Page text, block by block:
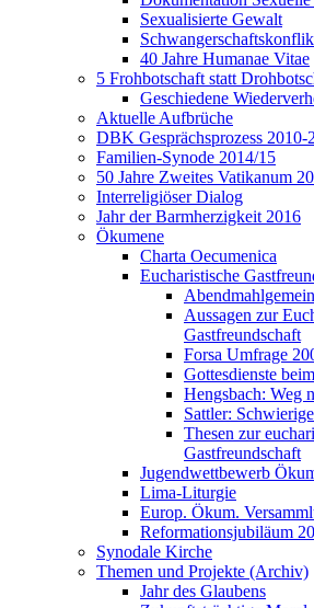
Sexualisierte Gewalt
40 Jahre Humanae Vitae
5 Frohbotschaft statt
Geschiedene
Aktuelle Aufbrüche
DBK Gesprächsprozess 2010-
Familien-Synode 2014/15
50 Jahre Zweites Vatikanum
Interreligiöser Dialog
Jahr der Barmherzigkeit 2016
Ökumene
Charta Oecumenica
Eucharistische
Aussagen zur
Gastfreundschaft
Forsa Umfrage
Gottesdienste
Hengsbach: Weg
Sattler:
Thesen zur
Gastfreundschaft
Jugendwettbewerb
Lima-Liturgie
Europ. Ökum.
Reformationsjubiläum
Synodale Kirche
Themen und Projekte (Archiv)
Jahr des Glaubens